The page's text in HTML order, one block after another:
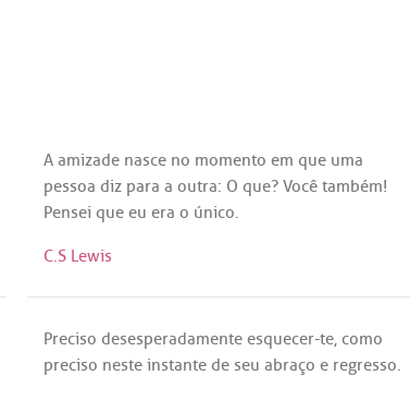
A amizade nasce no momento em que uma
pessoa diz para a outra: O que? Você também!
Pensei que eu era o único.
C.S Lewis
Preciso desesperadamente esquecer-te, como
preciso neste instante de seu abraço e regresso.